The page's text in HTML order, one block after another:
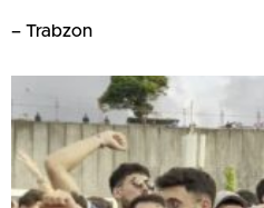
– Trabzon